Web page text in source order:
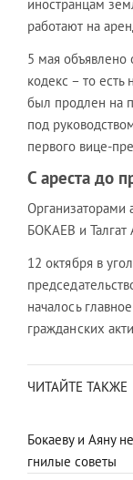
иностранцам
работают на
5 мая
кодекс – то
был продлен на
под
первого вице-
С ареста до
Организаторами
БОКАЕВ и Талгат
12 октября в
началось
гражданских
ЧИТАЙТЕ ТАКЖЕ
Бокаеву и Аяну
гнилые советы